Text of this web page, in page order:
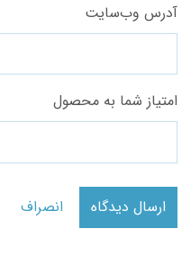
آدرس وب‌سایت
امتیاز شما به محصول
ارسال دیدگاه انصراف